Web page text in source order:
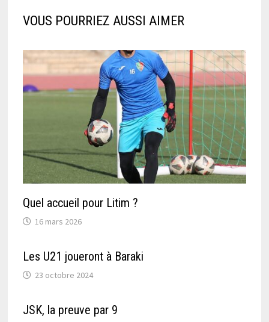
VOUS POURRIEZ AUSSI AIMER
Quel accueil pour Litim ?
16 mars 2026
Les U21 joueront à Baraki
23 octobre 2024
JSK, la preuve par 9